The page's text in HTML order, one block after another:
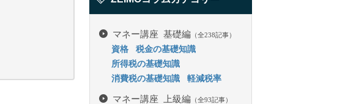
マネー講座 基礎編 （全238記事）
資格
税金の基礎知識
所得税の基礎知識
消費税の基礎知識
軽減税率
マネー講座 上級編 （全93記事）